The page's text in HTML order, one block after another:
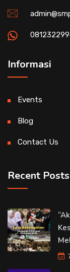
Informasi
Events
Blog
Contact Us
Recent Posts